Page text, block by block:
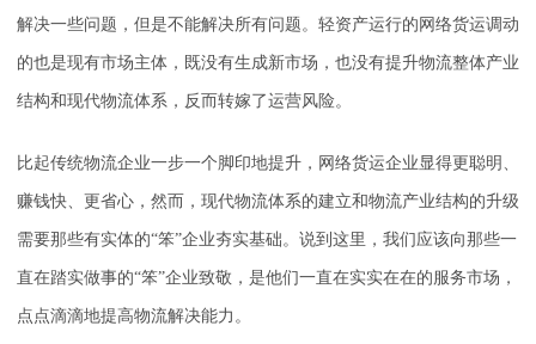
解决一些问题，但是不能解决所有问题。轻资产运行的网络货运调动
的也是现有市场主体，既没有生成新市场，也没有提升物流整体产业
结构和现代物流体系，反而转嫁了运营风险。
比起传统物流企业一步一个脚印地提升，网络货运企业显得更聪明、
赚钱快、更省心，然而，现代物流体系的建立和物流产业结构的升级
需要那些有实体的“笨”企业夯实基础。说到这里，我们应该向那些一
直在踏实做事的“笨”企业致敬，是他们一直在实实在在的服务市场，
点点滴滴地提高物流解决能力。